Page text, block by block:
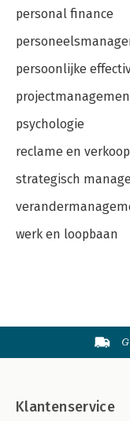
personal finance
persoonlijke
psychologie
reclame en verkoop
strategisch
werk en loopbaan
Klantenservice